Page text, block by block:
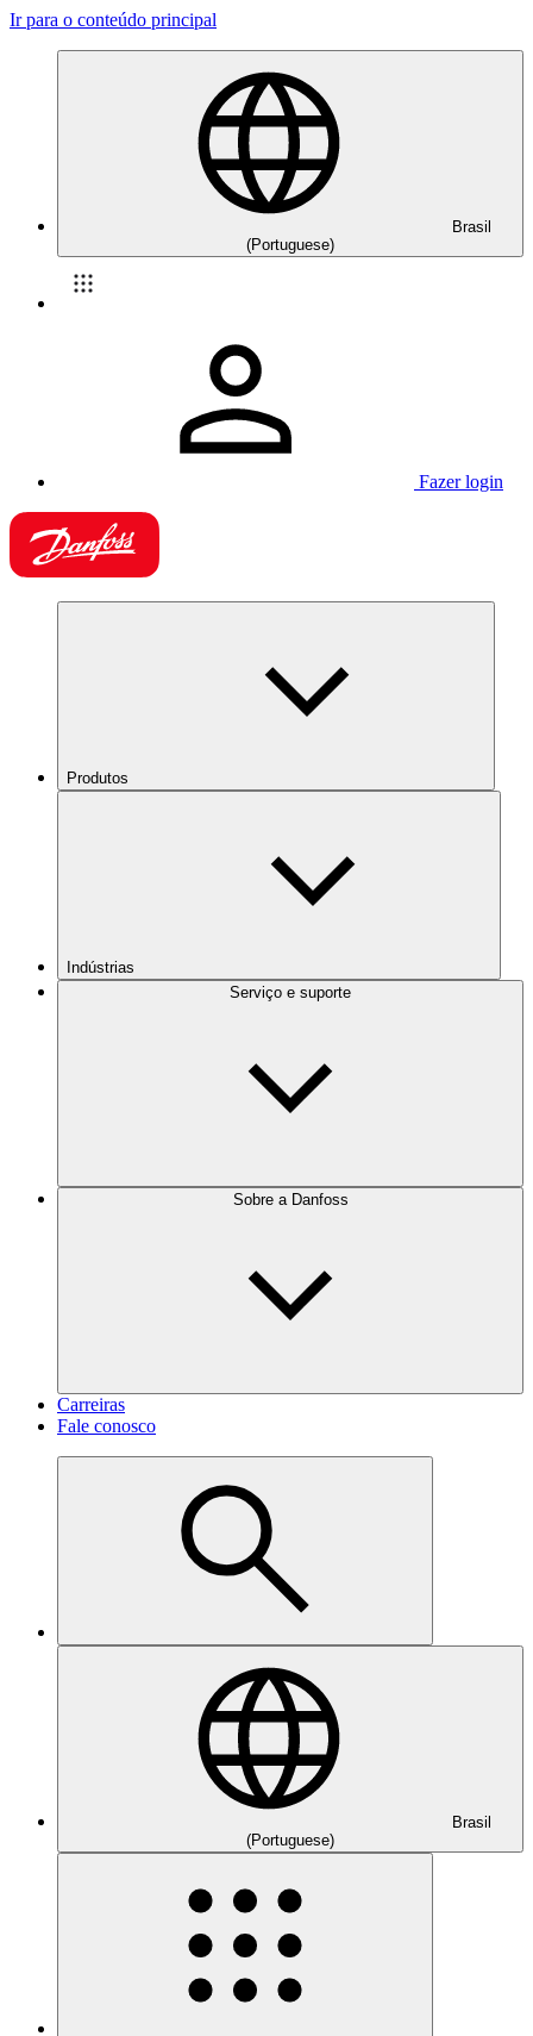
Ir para o conteúdo principal
Brasil
(Portuguese)
Fazer login
Produtos
Indústrias
Serviço e suporte
Sobre a Danfoss
Carreiras
Fale conosco
Brasil
(Portuguese)